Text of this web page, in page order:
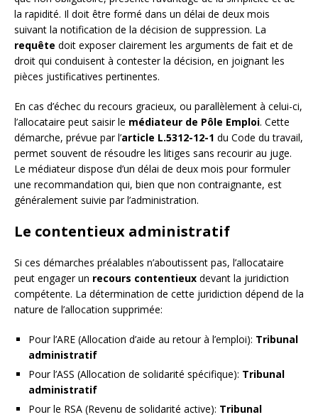
la rapidité. Il doit être formé dans un délai de deux mois
suivant la notification de la décision de suppression. La
requête doit exposer clairement les arguments de fait et de
droit qui conduisent à contester la décision, en joignant les
pièces justificatives pertinentes.
En cas d’échec du recours gracieux, ou parallèlement à celui-ci,
l’allocataire peut saisir le médiateur de Pôle Emploi. Cette
démarche, prévue par l’article L.5312-12-1 du Code du travail,
permet souvent de résoudre les litiges sans recourir au juge.
Le médiateur dispose d’un délai de deux mois pour formuler
une recommandation qui, bien que non contraignante, est
généralement suivie par l’administration.
Le contentieux administratif
Si ces démarches préalables n’aboutissent pas, l’allocataire
peut engager un recours contentieux devant la juridiction
compétente. La détermination de cette juridiction dépend de la
nature de l’allocation supprimée:
Pour l’ARE (Allocation d’aide au retour à l’emploi): Tribunal
administratif
Pour l’ASS (Allocation de solidarité spécifique): Tribunal
administratif
Pour le RSA (Revenu de solidarité active): Tribunal